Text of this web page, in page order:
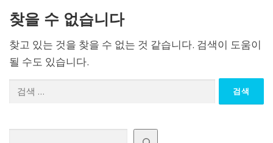
찾을 수 없습니다
찾고 있는 것을 찾을 수 없는 것 같습니다. 검색이 도움이
될 수도 있습니다.